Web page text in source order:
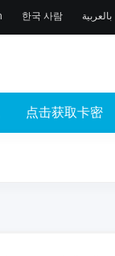
한국 사람 بالعربية
点击获取卡密